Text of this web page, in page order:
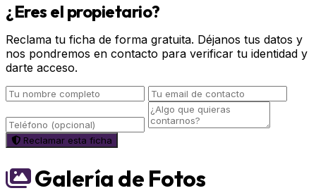
¿Eres el propietario?
Reclama tu ficha de forma gratuita. Déjanos tus datos y
nos pondremos en contacto para verificar tu identidad y
darte acceso.
Reclamar esta ficha
Galería de Fotos